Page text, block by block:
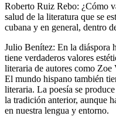
Roberto Ruiz Rebo: ¿Cómo
salud de la literatura que se
cubana y en general, dentro
Julio Benítez: En la diáspora
tiene verdaderos valores
literaria de autores como
El mundo hispano también
literaria. La poesía se
la tradición anterior, aunque
en nuestra lengua y entorno.